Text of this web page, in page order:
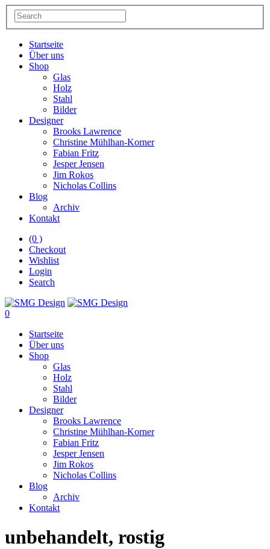
Startseite
Über uns
Shop
Glas
Holz
Stahl
Bilder
Designer
Brooks Lawrence
Christine Mühlhan-Korner
Fabian Fritz
Jesper Jensen
Jim Rokos
Nicholas Collins
Blog
Archiv
Kontakt
(0 )
Checkout
Wishlist
Login
Search
0
Startseite
Über uns
Shop
Glas
Holz
Stahl
Bilder
Designer
Brooks Lawrence
Christine Mühlhan-Korner
Fabian Fritz
Jesper Jensen
Jim Rokos
Nicholas Collins
Blog
Archiv
Kontakt
unbehandelt, rostig